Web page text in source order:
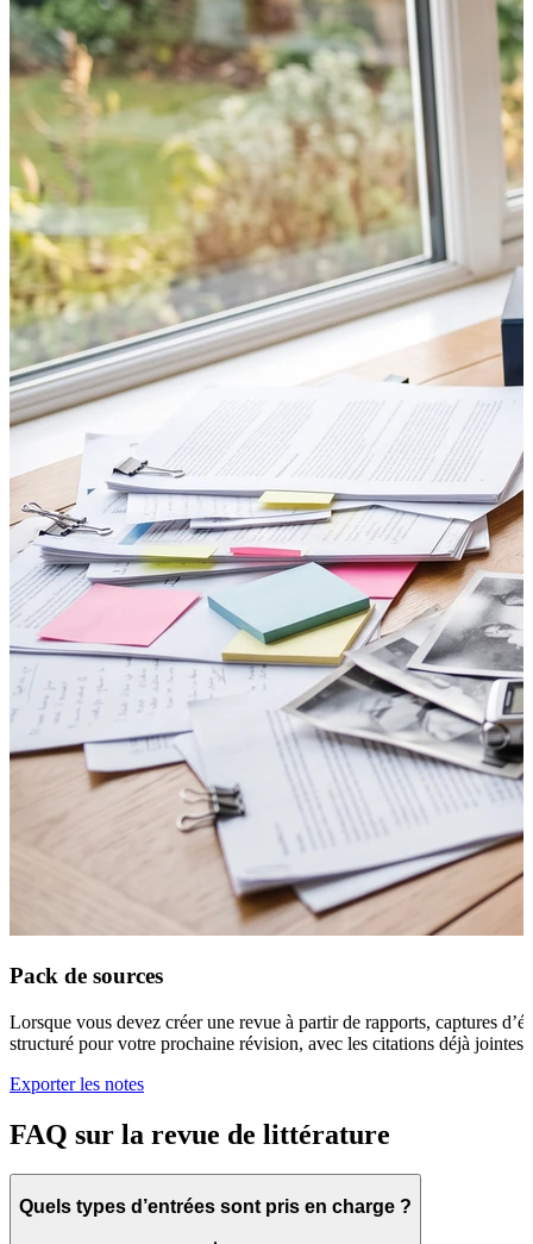
Pack de sources
Lorsque vous devez créer une revue à partir de rapports, captures
structuré pour votre prochaine révision, avec les citations déjà jointes
Exporter les notes
FAQ sur la revue de littérature
Quels types d’entrées sont pris en charge ?